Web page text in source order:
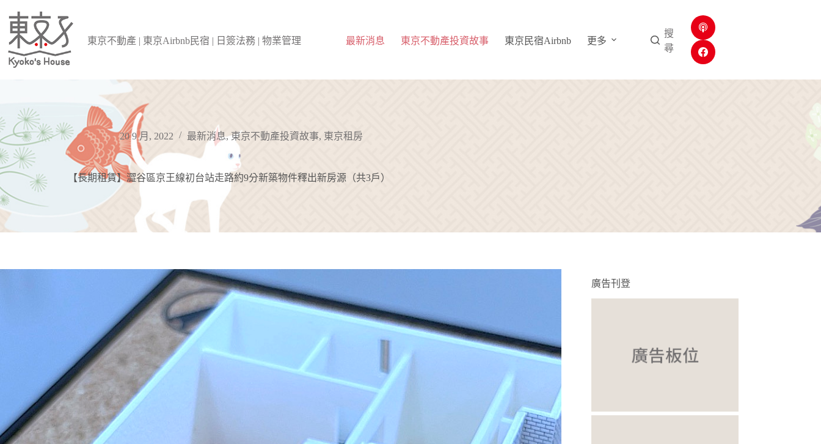
要
內
東京不動產 | 東京Airbnb民宿 | 日簽法務 | 物業管理 最新消息 東京不動產投資故事 東京民宿Airbnb 更多
搜
尋
20 9 月, 2022 最新消息,東京不動產投資故事, 東京租房
【長期租賃】澀谷區京王線初台站走路約9分新築物件釋出新房源（共3戶）
廣告刊登